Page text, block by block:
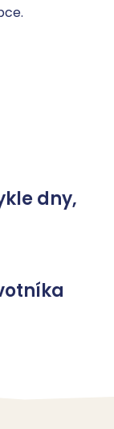
dny,